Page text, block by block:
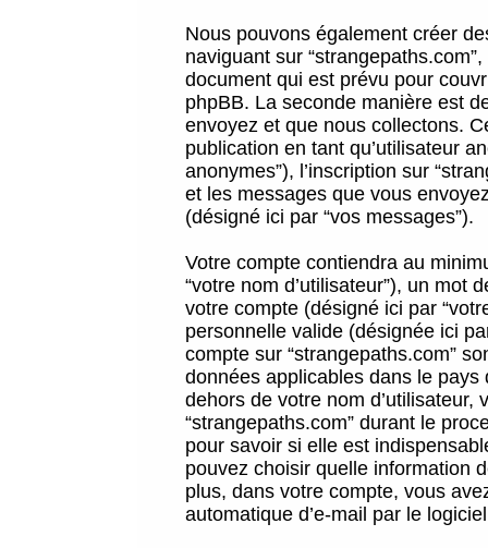
Nous pouvons également créer
naviguant sur
document qui est prévu pour
phpBB. La seconde manière est
envoyez et que nous collectons.
publication en tant qu’utilisateur
anonymes”), l’inscription sur
et les messages que vous
(désigné ici par “vos messages”).
Votre compte contiendra au
“votre nom d’utilisateur”), un mot
votre compte (désigné ici par
personnelle valide (désignée ici
compte sur “strangepaths.com”
données applicables dans le
dehors de votre nom
“strangepaths.com” durant le
pour savoir si elle est
pouvez choisir quelle information
plus, dans votre compte, vous
automatique d’e-mail par le